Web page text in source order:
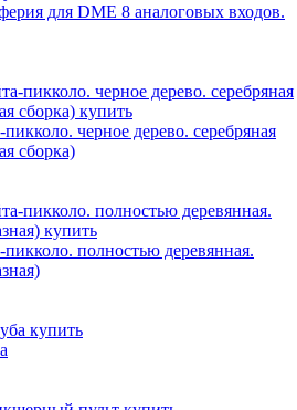
для DME 8 аналоговых входов.
черное дерево. серебряная
сборка)
полностью деревянная.